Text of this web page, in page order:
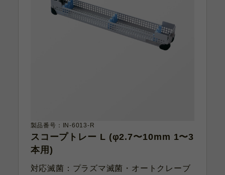
製品番号：IN-6013-R
スコープトレー L (φ2.7〜10mm 1〜3
本用)
対応滅菌：プラズマ滅菌・オートクレーブ